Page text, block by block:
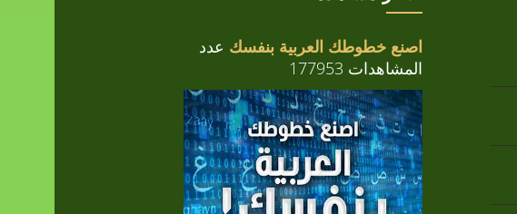
اصنع خطوطك العربية بنفسك عدد
المشاهدات 177953